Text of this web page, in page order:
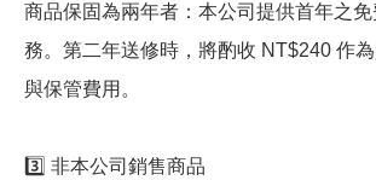
商品保固為兩年者：本公司提供首年之
務。第二年送修時，將酌收 NT$240 作
與保管費用。
3️⃣ 非本公司銷售商品